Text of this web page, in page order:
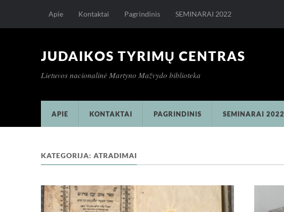
Apie Kontaktai Pagrindinis SEMINARAI 2022
JUDAIKOS TYRIMŲ CENTRAS
Lietuvos nacionalinė Martyno Mažvydo biblioteka
APIE KONTAKTAI PAGRINDINIS SEMINARAI 2022
KATEGORIJA: ATRADIMAI